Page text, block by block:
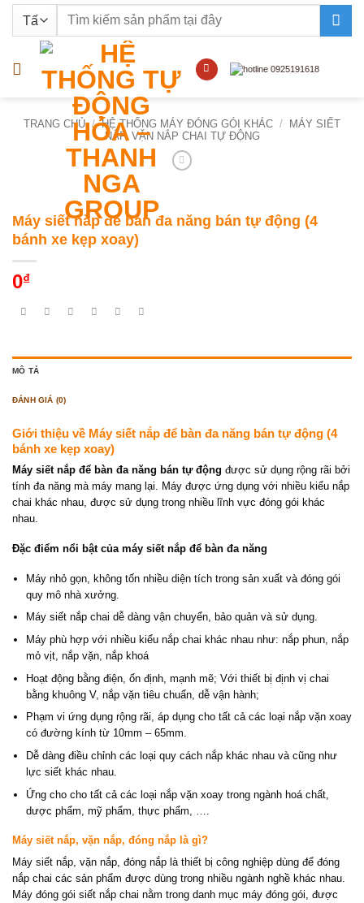
nội
Tìm
TRANG CHỦ / HỆ THỐNG MÁY ĐÓNG GÓI KHÁC /
MÁY SIẾT
NẮP, VẶN NẮP CHAI TỰ ĐỘNG
Máy siết nắp để bàn đa năng bán tự động (4
bánh xe kẹp xoay)
0₫
MÔ TẢ
ĐÁNH GIÁ (0)
Giới thiệu về Máy siết nắp để bàn đa năng bán tự động (4
bánh xe kẹp xoay)
Máy siết nắp để bàn đa năng bán tự động được sử dụng rộng rãi bởi
tính đa năng mà máy mang lại. Máy được ứng dụng với nhiều kiểu nắp
chai khác nhau, được sử dụng trong nhiều lĩnh vực đóng gói khác
nhau.
Đặc điểm nổi bật của máy siết nắp để bàn đa năng
Máy nhỏ gọn, không tốn nhiều diện tích trong sản xuất và đóng gói
quy mô nhà xưởng.
Máy siết nắp chai dễ dàng vận chuyển, bảo quản và sử dụng.
Máy phù hợp với nhiều kiểu nắp chai khác nhau như: nắp phun, nắp
mỏ vịt, nắp vặn, nắp khoá
Hoạt động bằng điện, ổn định, mạnh mẽ; Với thiết bị định vị chai
bằng khuông V, nắp vặn tiêu chuẩn, dễ vận hành;
Phạm vi ứng dụng rộng rãi, áp dụng cho tất cả các loại nắp vặn xoay
có đường kính từ 10mm – 65mm.
Dễ dàng điều chỉnh các loại quy cách nắp khác nhau và cũng như
lực siết khác nhau.
Ứng cho cho tất cả các loại nắp vặn xoay trong ngành hoá chất,
dược phẩm, mỹ phẩm, thực phẩm, ….
Máy siết nắp, vặn nắp, đóng nắp là gì?
Máy siết nắp, vặn nắp, đóng nắp là thiết bị công nghiệp dùng để đóng
nắp chai các sản phẩm được dùng trong nhiều ngành nghề khác nhau.
Máy đóng gói siết nắp chai nằm trong danh mục máy đóng gói, được